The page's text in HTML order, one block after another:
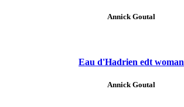
Annick Goutal
Eau d'Hadrien edt woman
Annick Goutal